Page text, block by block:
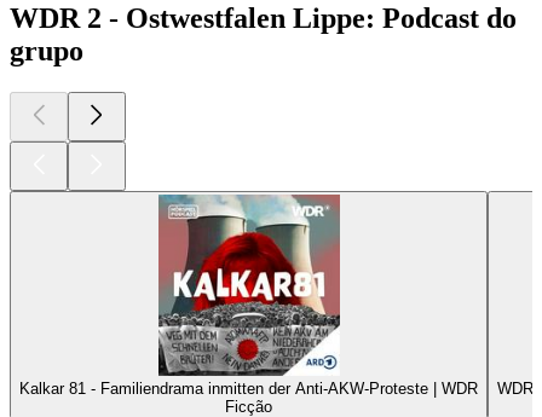
WDR 2 - Ostwestfalen Lippe: Podcast do
grupo
Kalkar 81 - Familiendrama inmitten der Anti-AKW-Proteste | WDR
Ficção
WDR